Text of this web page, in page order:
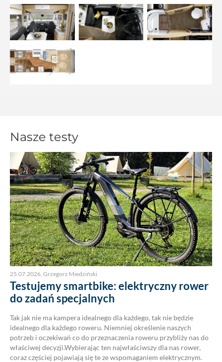
Nasze testy
25.07.2026 Grzegorz Miedziński
Testujemy smartbike: elektryczny rower
do zadań specjalnych
Tak jak nie ma kampera idealnego dla każdego, tak nie będzie
idealnego dla każdego roweru. Niemniej określenie naszych
potrzeb i oczekiwań co do przeznaczenia roweru przybliży nas do
właściwej decyzji.Wybierając ten najwłaściwszy dla nas rower,
coraz częściej pojawiają się te ze wspomaganiem elektrycznym.